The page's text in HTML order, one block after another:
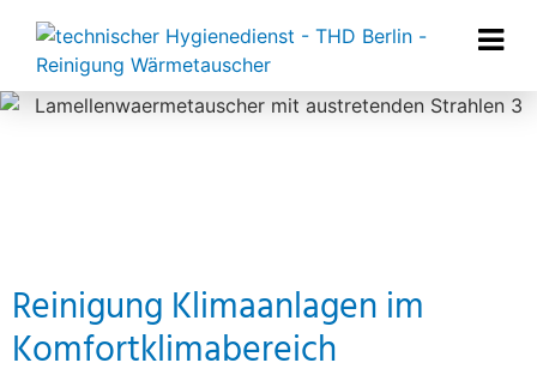
Reinigung Klimaanlagen im
Komfortklimabereich